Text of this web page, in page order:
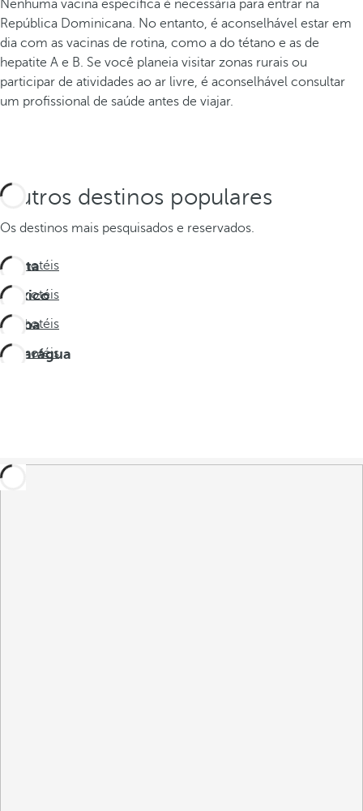
Nenhuma vacina específica é necessária para entrar na
República Dominicana. No entanto, é aconselhável estar em
dia com as vacinas de rotina, como a do tétano e as de
hepatite A e B. Se você planeia visitar zonas rurais ou
participar de atividades ao ar livre, é aconselhável consultar
um profissional de saúde antes de viajar.
Outros destinos populares
Os destinos mais pesquisados e reservados.
Costa
Rica
Ver hotéis
México
Ver hotéis
Aruba
Ver hotéis
Nicarágua
Ver hotéis